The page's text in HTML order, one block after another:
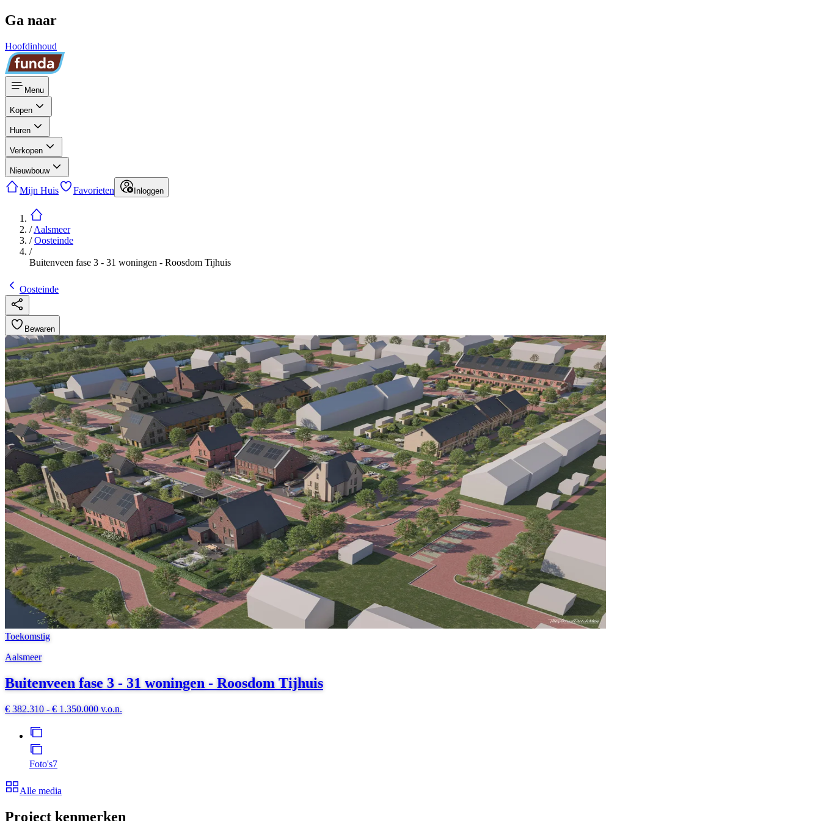
Ga naar
Hoofdinhoud
Menu
Kopen
Huren
Verkopen
Nieuwbouw
Mijn Huis Favorieten Inloggen
/Aalsmeer
/Oosteinde
/
Buitenveen fase 3 - 31 woningen - Roosdom Tijhuis
Oosteinde
Bewaren
Toekomstig
Aalsmeer
Buitenveen fase 3 - 31 woningen - Roosdom Tijhuis
€ 382.310 - € 1.350.000 v.o.n.
Foto's7
Alle media
Project kenmerken